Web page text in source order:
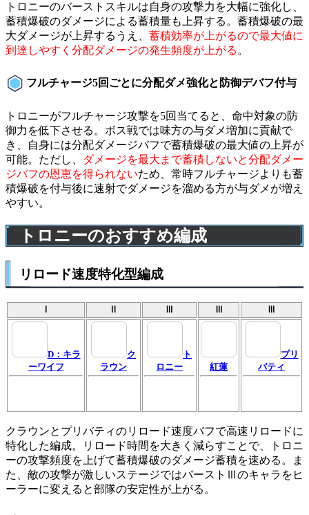
トロニーのバーストスキルは自身の攻撃力を大幅に強化し、
蓄積爆破のダメージによる蓄積量も上昇する。蓄積爆破の最
大ダメージが上昇するうえ、 蓄積効率が上がるので最大値に
到達しやすく分配ダメージの発生頻度が上がる 。
フルチャージ5回ごとに分配ダメ強化と防御デバフ付与
トロニーがフルチャージ攻撃を5回当てると、命中対象の防
御力を低下させる。ボス戦では味方の与ダメ増加に貢献で
き、自身には分配ダメージバフで蓄積爆破の最大値の上昇が
可能。ただし、
ダメージを最大まで蓄積しないと分配ダメー
ジバフの恩恵を得られないため、常時フルチャージよりも蓄
積爆破を付与後に速射でダメージを溜める方が与ダメが増え
やすい。
トロニーのおすすめ編成
リロード速度特化型編成
D：キラ
ーワイフ
ク
ラウン
ト
ロニー
紅蓮
プリ
バティ
クラウンとプリバティのリロード速度バフで高速リロードに
特化した編成。リロード時間を大きく減らすことで、トロニ
ーの攻撃頻度を上げて蓄積爆破のダメージ蓄積を速める。ま
た、敵の攻撃が激しいステージではバーストⅢのキャラをヒ
ーラーに変えると部隊の安定性が上がる。